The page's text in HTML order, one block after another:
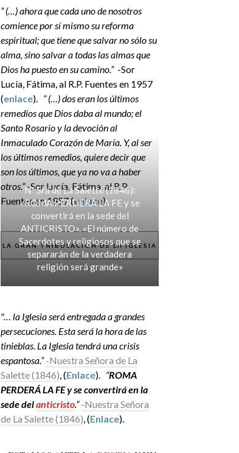
” (…) ahora que cada uno de nosotros
comience por sí mismo su reforma
espiritual; que tiene que salvar no sólo su
alma, sino salvar a todas las almas que
Dios ha puesto en su camino.” -Sor
Lucía, Fátima, al R.P. Fuentes en 1957
(enlace). ” (…) dos eran los últimos
remedios que Dios daba al mundo; el
Santo Rosario y la devoción al
Inmaculado Corazón de María. Y, al ser
los últimos remedios, quiere decir que
son los últimos, que ya no va a haber
otros.”-Sor Lucía, Fátima, al R.P.
Fuentes en 1957 (enlace).
LA GRAN TRIBULACIÓN DE LA IGLESIA
Nª Sra de La Salette (1846):
«ROMA PERDERÁ LA FE y se
convertirá en la sede del
ANTICRISTO». «El número de
Sacerdotes y religiosos que se
separarán de la verdadera
religión será grande»
"… la Iglesia será entregada a grandes
persecuciones. Esta será la hora de las
tinieblas. La Iglesia tendrá una crisis
espantosa.” -Nuestra Señora de La
Salette (1846), (Enlace). “ROMA
PERDERÁ LA FE y se convertirá en la
sede delanticristo.” -Nuestra Señora
de La Salette (1846), (Enlace).